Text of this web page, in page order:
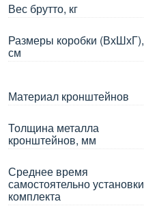
Вес брутто, кг
Размеры коробки (ВхШхГ),
см
Материал кронштейнов
Толщина металла
кронштейнов, мм
Среднее время
самостоятельно установки
комплекта